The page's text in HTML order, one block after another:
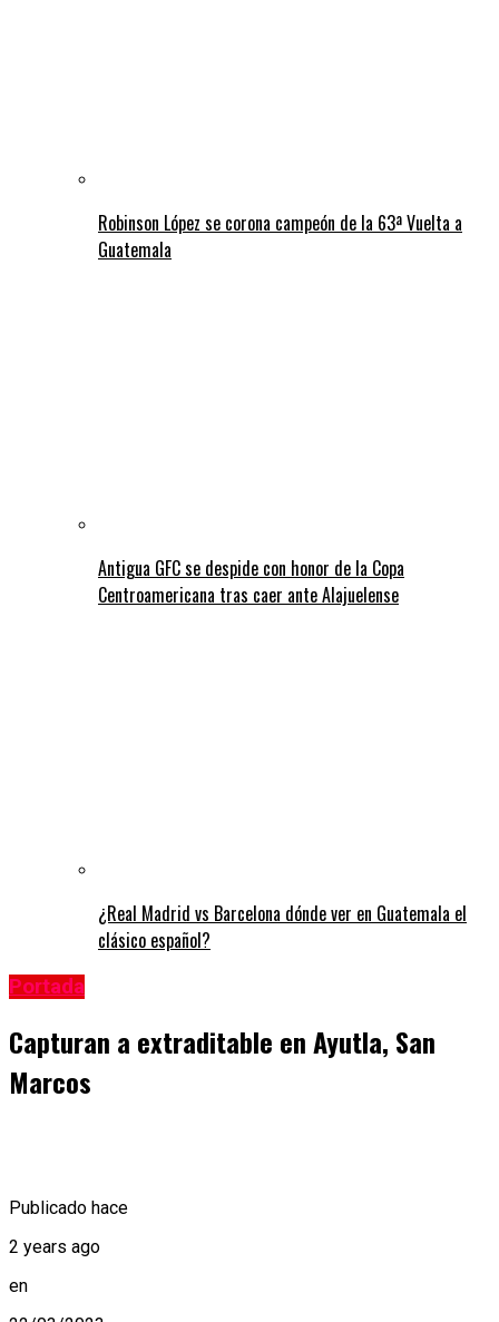
Robinson López se corona campeón de la 63ª Vuelta a
Guatemala
Antigua GFC se despide con honor de la Copa
Centroamericana tras caer ante Alajuelense
¿Real Madrid vs Barcelona dónde ver en Guatemala el
clásico español?
Portada
Capturan a extraditable en Ayutla, San
Marcos
Publicado hace
2 years ago
en